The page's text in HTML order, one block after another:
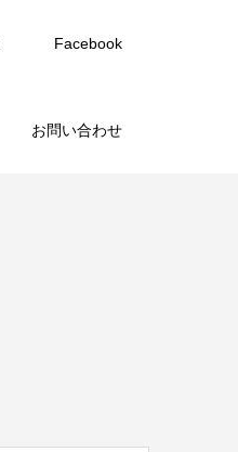
Facebook
お問い合わせ